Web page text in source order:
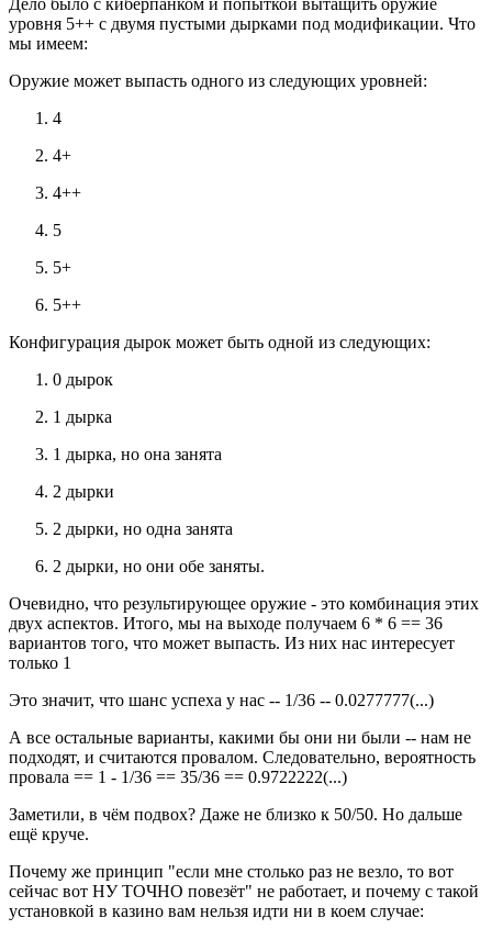
уровня 5++ с двумя пустыми дырками под модификации. Что
мы имеем:
Оружие может выпасть одного из следующих уровней:
4
4+
4++
5
5+
5++
Конфигурация дырок может быть одной из следующих:
0 дырок
1 дырка
1 дырка, но она занята
2 дырки
2 дырки, но одна занята
2 дырки, но они обе заняты.
Очевидно, что результирующее оружие - это комбинация этих
двух аспектов. Итого, мы на выходе получаем 6 * 6 == 36
вариантов того, что может выпасть. Из них нас интересует
только 1
Это значит, что шанс успеха у нас -- 1/36 -- 0.0277777(...)
А все остальные варианты, какими бы они ни были -- нам не
подходят, и считаются провалом. Следовательно, вероятность
провала == 1 - 1/36 == 35/36 == 0.9722222(...)
Заметили, в чём подвох? Даже не близко к 50/50. Но дальше
ещё круче.
Почему же принцип "если мне столько раз не везло, то вот
сейчас вот НУ ТОЧНО повезёт" не работает, и почему с такой
установкой в казино вам нельзя идти ни в коем случае: